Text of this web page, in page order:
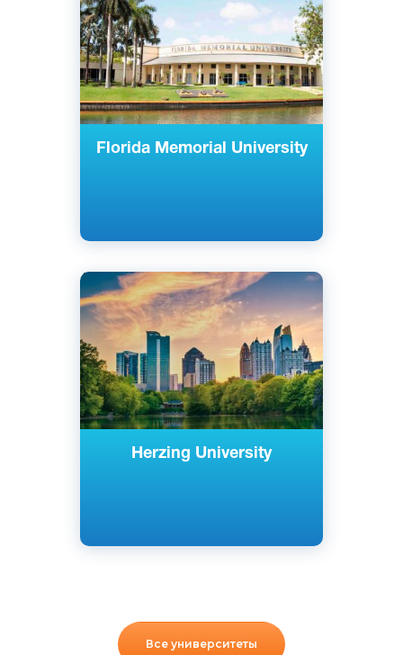
Florida Memorial University
Частный
Herzing University
Английский
Милуоки, США
Частный
Все университеты